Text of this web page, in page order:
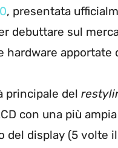
, presentata
debuttare sul
hardware apportate
principale del
con una più
del display (5 volte